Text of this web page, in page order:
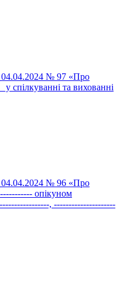
04.04.2024 № 97 «Про
у спілкуванні та вихованні
04.04.2024 № 96 «Про
опікуном
, ---------------------